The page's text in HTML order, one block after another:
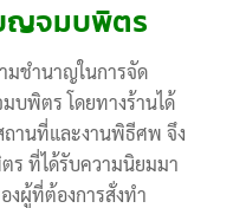
ญจมบพิตร
มชำนาญในการจัด
บพิตร โดยทางร้านได้
ถานที่และงานพิธีศพ จึง
ร ที่ได้รับความนิยมมา
งผู้ที่ต้องการสั่งทำ